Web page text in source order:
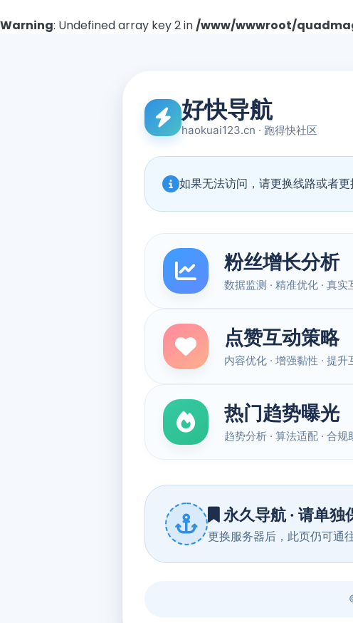
Warning: Undefined array key 2 in/www/wwwroot/